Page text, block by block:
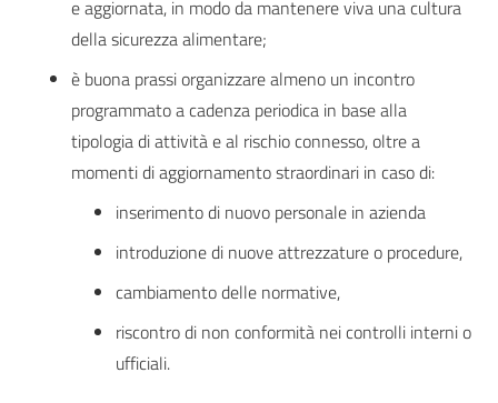
e aggiornata, in modo da mantenere viva una cultura
della sicurezza alimentare;
è buona prassi organizzare almeno un incontro
programmato a cadenza periodica in base alla
tipologia di attività e al rischio connesso, oltre a
momenti di aggiornamento straordinari in caso di:
inserimento di nuovo personale in azienda
introduzione di nuove attrezzature o procedure,
cambiamento delle normative,
riscontro di non conformità nei controlli interni o
ufficiali.